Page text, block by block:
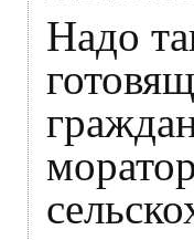
Надо